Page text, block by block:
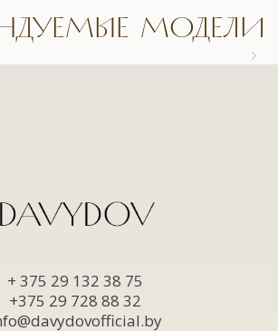
МОДЕЛИ
КОСТЮМ
КОСТЮМ(3)
+ 375 29 132 38 75
+375 29 728 88 32